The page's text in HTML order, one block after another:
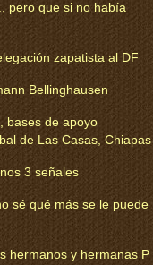
pero que si no había
zapatista al DF
Bellinghausen
bases de apoyo
de Las Casas, Chiapas
3 señales
sé qué más se le puede
hermanos y hermanas P